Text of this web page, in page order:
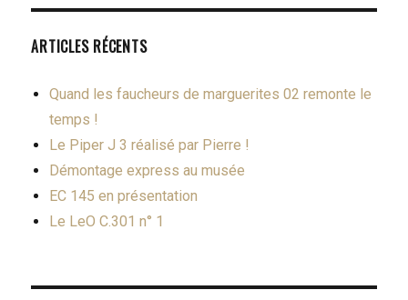
ARTICLES RÉCENTS
Quand les faucheurs de marguerites 02 remonte le
temps !
Le Piper J 3 réalisé par Pierre !
Démontage express au musée
EC 145 en présentation
Le LeO C.301 n° 1